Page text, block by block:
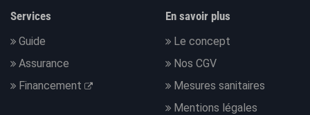
Services
Guide
Assurance
Financement
En savoir plus
Le concept
Nos CGV
Mesures sanitaires
Mentions légales